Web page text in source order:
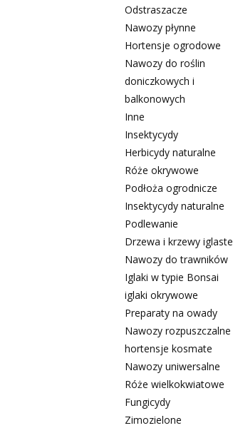
Odstraszacze
Nawozy płynne
Hortensje ogrodowe
Nawozy do roślin
doniczkowych i
balkonowych
Inne
Insektycydy
Herbicydy naturalne
Róże okrywowe
Podłoża ogrodnicze
Insektycydy naturalne
Podlewanie
Drzewa i krzewy iglaste
Nawozy do trawników
Iglaki w typie Bonsai
iglaki okrywowe
Preparaty na owady
Nawozy rozpuszczalne
hortensje kosmate
Nawozy uniwersalne
Róże wielkokwiatowe
Fungicydy
Zimozielone